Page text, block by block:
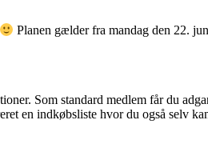
Planen gælder fra mandag den 22.
Som standard medlem får du
en indkøbsliste hvor du også selv